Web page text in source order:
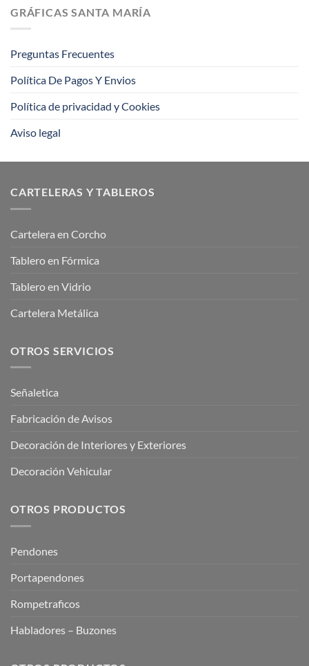
consejos
la
impresión
GRÁFICAS SANTA MARÍA
Preguntas Frecuentes
Política De Pagos Y Envios
Política de privacidad y Cookies
Aviso legal
CARTELERAS Y TABLEROS
Cartelera en Corcho
Tablero en Fórmica
Tablero en Vidrio
Cartelera Metálica
OTROS SERVICIOS
Señaletica
Fabricación de Avisos
Decoración de Interiores y Exteriores
Decoración Vehicular
OTROS PRODUCTOS
Pendones
Portapendones
Rompetraficos
Habladores – Buzones